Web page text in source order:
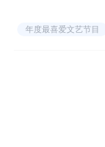
年度最喜爱文艺节目